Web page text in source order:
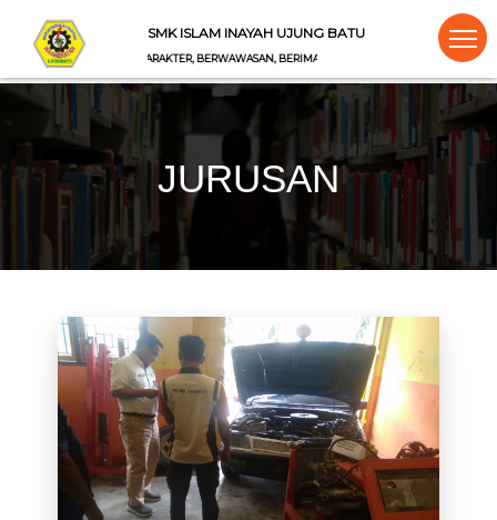
SMK ISLAM INAYAH UJUNG BATU
BERKARAKTER, BERWAWASAN, BERIMAN
JURUSAN